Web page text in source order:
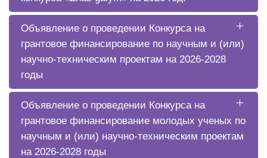
Объявление о проведении Конкурса на
грантовое финансирование по научным и (или)
научно-техническим проектам на 2026-2028
годы
Объявление о проведении Конкурса на
грантовое финансирование молодых ученых по
научным и (или) научно-техническим проектам
на 2026-2028 годы